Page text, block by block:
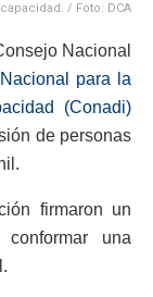
/ Foto: DCA
Nacional
para la
(Conadi)
de personas
firmaron un
una